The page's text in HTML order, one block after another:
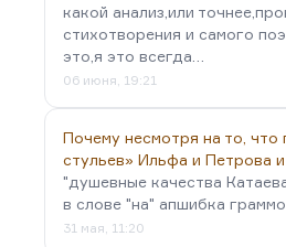
какой анализ,или
стихотворения и самого
это,я это всегда…
06 июня, 19:21
Почему несмотря на то, что
стульев» Ильфа и Петрова и
"душевные качества
в слове "на" апшибка
31 мая, 11:20